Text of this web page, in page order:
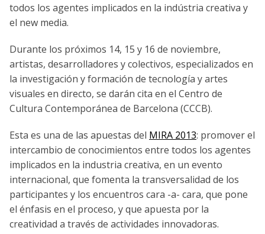
todos los agentes implicados en la indústria creativa y
el new media.
Durante los próximos 14, 15 y 16 de noviembre,
artistas, desarrolladores y colectivos, especializados en
la investigación y formación de tecnología y artes
visuales en directo, se darán cita en el Centro de
Cultura Contemporánea de Barcelona (CCCB).
Esta es una de las apuestas del MIRA 2013: promover el
intercambio de conocimientos entre todos los agentes
implicados en la industria creativa, en un evento
internacional, que fomenta la transversalidad de los
participantes y los encuentros cara -a- cara, que pone
el énfasis en el proceso, y que apuesta por la
creatividad a través de actividades innovadoras.